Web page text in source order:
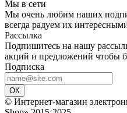
Мы в сети
Мы очень любим наших
всегда радуем их
Рассылка
Подпишитесь на нашу
акций и предложений чтобы
Подписка
ОК
© Интернет-магазин